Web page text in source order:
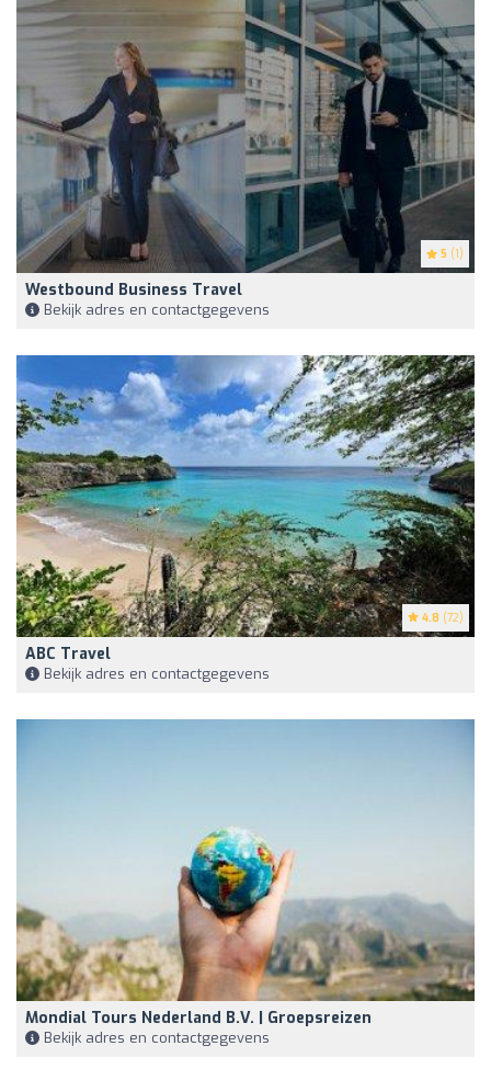
5 (1)
Westbound Business Travel
Bekijk adres en contactgegevens
4.8 (72)
ABC Travel
Bekijk adres en contactgegevens
Mondial Tours Nederland B.V. | Groepsreizen
Bekijk adres en contactgegevens